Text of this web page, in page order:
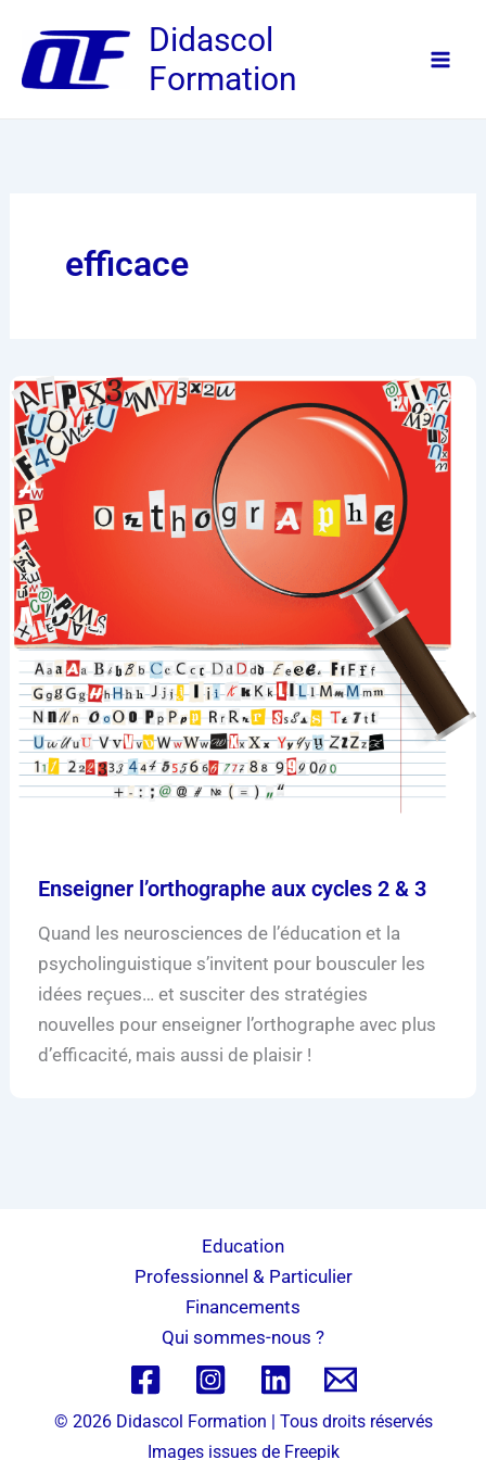
contenu
Didascol
Formation
efficace
Enseigner l’orthographe aux cycles 2 & 3
Quand les neurosciences de l’éducation et la
psycholinguistique s’invitent pour bousculer les
idées reçues… et susciter des stratégies
nouvelles pour enseigner l’orthographe avec plus
d’efficacité, mais aussi de plaisir !
Education
Professionnel & Particulier
Financements
Qui sommes-nous ?
© 2026 Didascol Formation | Tous droits réservés
Images issues de Freepik